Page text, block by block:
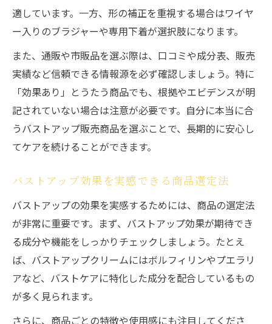
バストアップ効果を最大化するケアの実践
法
ナイトブラで叶える自然なバストアップ術
自然なバストアップを目指す人へ最新情報
バストアップ販売で叶える自然な美しさと
は
バストアップと美容を両立する新ケア法紹
豊胸以外で自然に目指すバストアップ方法
バストアップ販売商品の安全性と選び方
生活習慣で変わるバストアップ効果の理由
話題のバストアップ販売と効果の秘密に迫る
バストアップ販売で注目の商品とその効果
バストアップ器具ランキングの選び方解説
バストアップ市販サプリの成分と特徴紹介
適しています。一方、形の補正を重視する場合はワイヤ
ー入りのブラジャーや専用下着が選択肢になります。
また、通販や市販品を選ぶ際は、口コミや成分表、販売
実績など信頼できる情報源を必ず確認しましょう。特に
「効果あり」とうたう商品でも、根拠やエビデンスが明
記されていない場合は注意が必要です。自分に本当に合
うバストアップ販売商品を選ぶことで、長期的に安心し
てケアを続けることができます。
バストアップ効果を実感できる商品選定法
バストアップの効果を実感するためには、商品の選定法
が非常に重要です。まず、バストアップ効果が期待でき
る成分や機能をしっかりチェックしましょう。たとえ
ば、バストアップクリームにはボルフィリンやプエラリ
アなど、バストケアに特化した成分を配合しているもの
が多く見られます。
さらに、商品ごとの特徴や使用感にも注目してくださ